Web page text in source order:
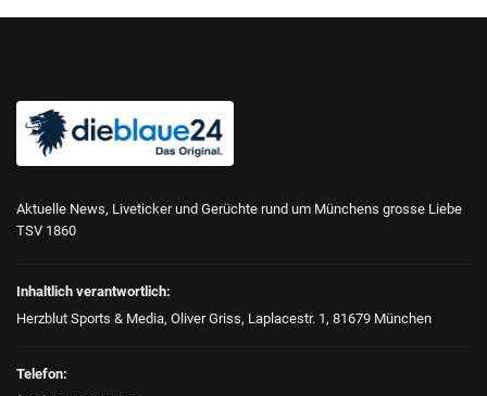
Aktuelle News, Liveticker und Gerüchte rund um Münchens grosse Liebe
TSV 1860
Inhaltlich verantwortlich:
Herzblut Sports & Media, Oliver Griss, Laplacestr. 1, 81679 München
Telefon: